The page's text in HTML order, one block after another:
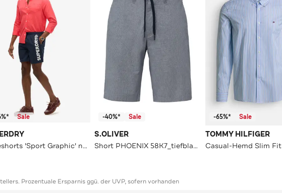
Sale
Badeshorts 'Sport Graphic' navy
-40%* Sale
S.OLIVER
Short PHOENIX 58K7_tiefblau Tapered
-65%* Sale
TOMMY HILFIGER
Casual-Hemd Slim Fit
Prozentuale Ersparnis ggü. der UVP, sofern vorhanden